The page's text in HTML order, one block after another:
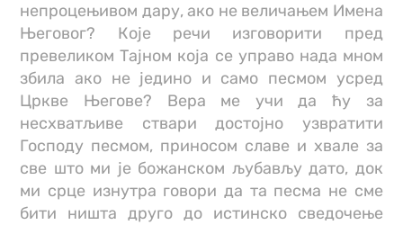
непроцењивом дару, ако не величањем Имена
Његовог? Које речи изговорити пред
превеликом Тајном која се управо нада мном
збила ако не једино и само песмом усред
Цркве Његове? Вера ме учи да ћу за
несхватљиве ствари достојно узвратити
Господу песмом, приносом славе и хвале за
све што ми је божанском љубављу дато, док
ми срце изнутра говори да та песма не сме
бити ништа друго до истинско сведочење